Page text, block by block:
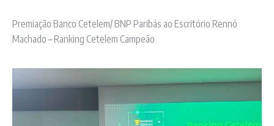
Premiação Banco Cetelem/ BNP Paribás ao Escritório Rennó
Machado – Ranking Cetelem Campeão